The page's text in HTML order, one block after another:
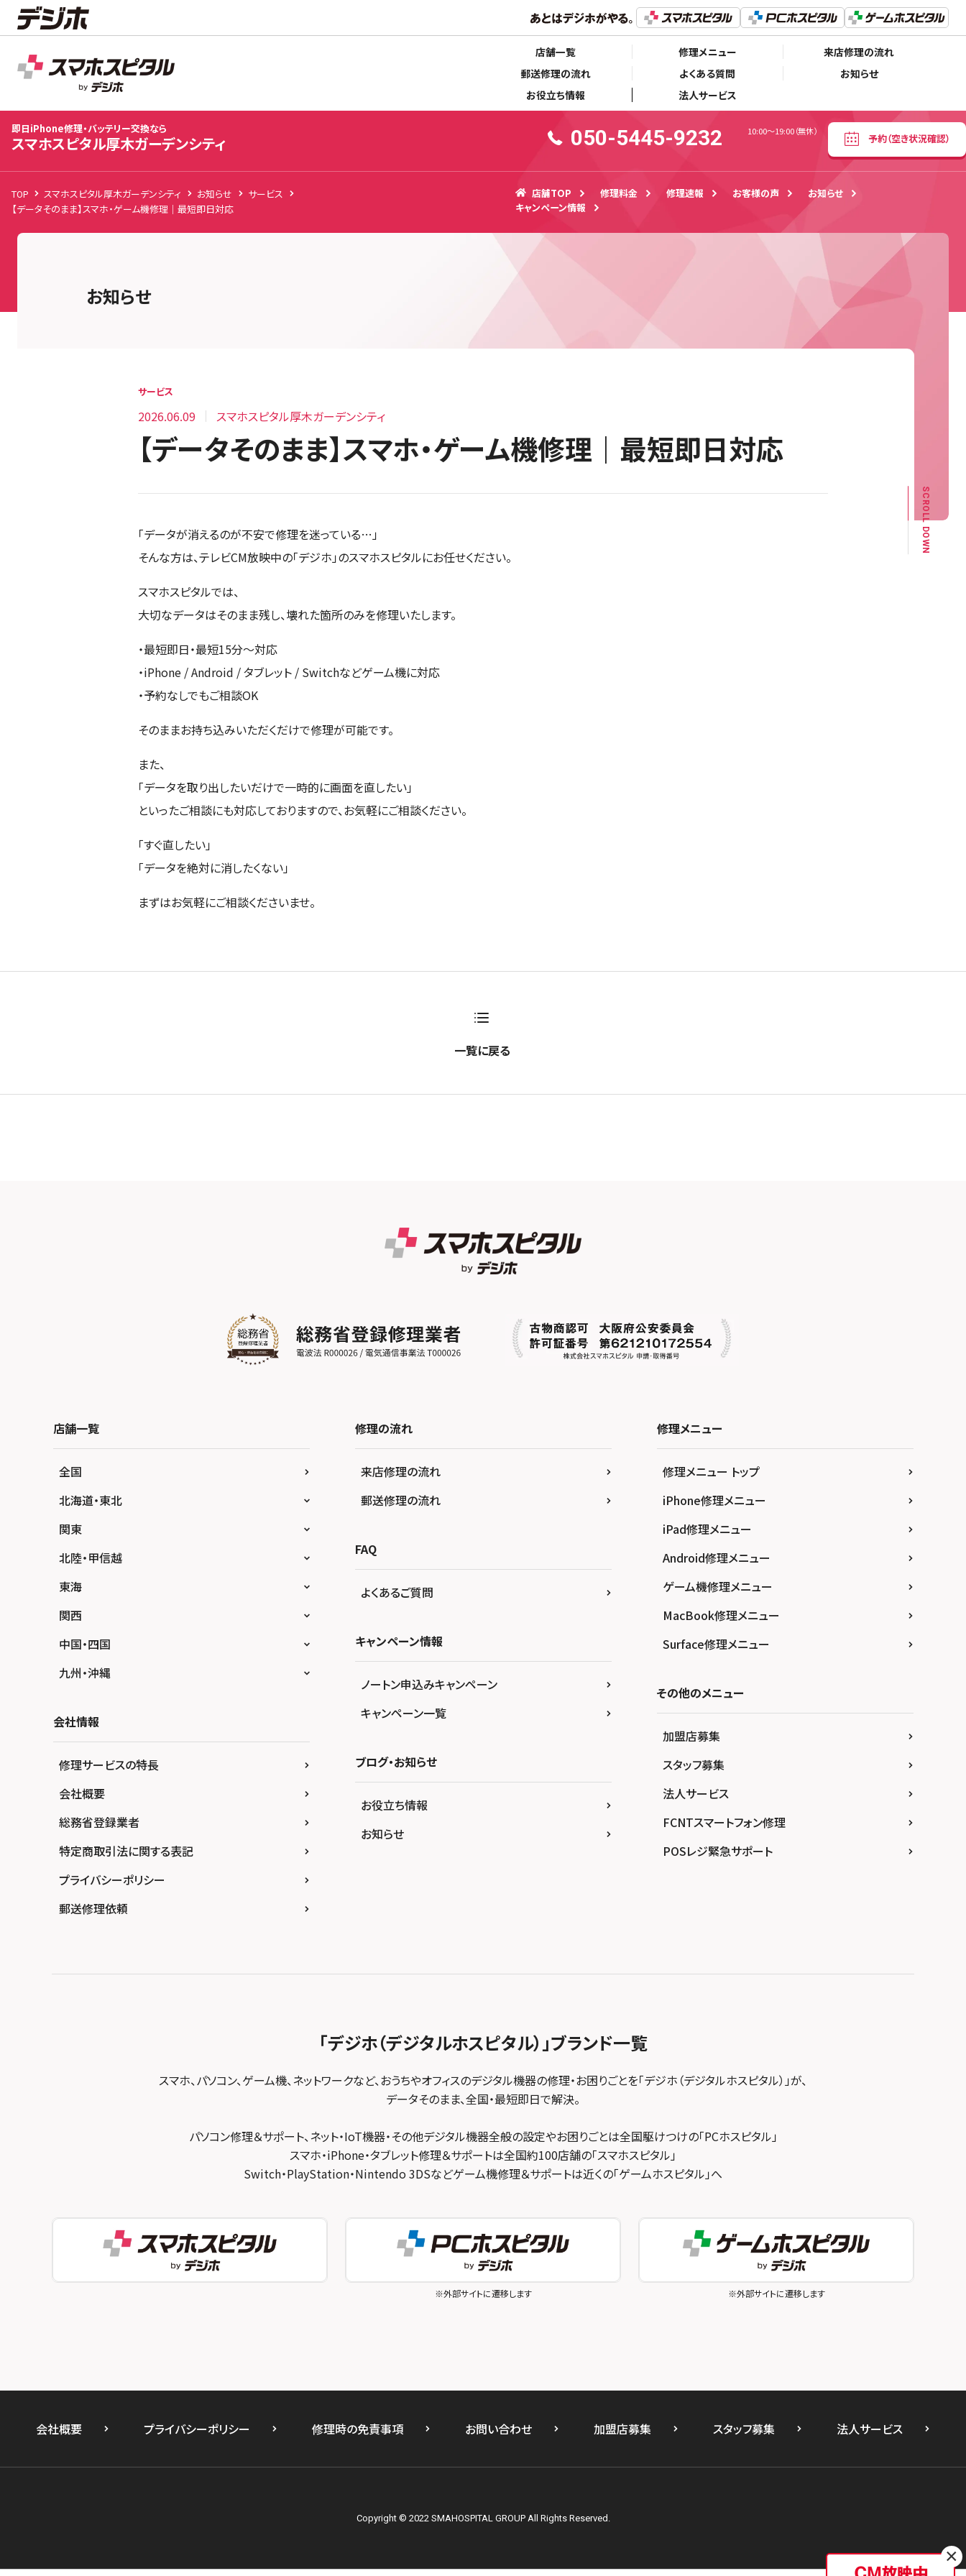
店舗一覧 修理メニュー
来店修理の流れ
郵送修理の流れ
よくある質問
お知らせ
お役立ち情報
法人サービス
スマホスピタル厚木ガーデンシティ
店舗TOP 修理料金 修理速報 お客様の声 お知らせ キャンペーン情報
050-5445-9232
10:00〜19:00（無休）
予約（空き状況確認）
即日iPhone修理・バッテリー交換なら
スマホスピタル厚木ガーデンシティ 050-5445-9232 10:00〜19:00（無休）
予約（空き状況確認）
TOP スマホスピタル厚木ガーデンシティ お知らせ
サービス
【データそのまま】スマホ・ゲーム機修理｜最短即日対応
店舗TOP 修理料金 修理速報 お客様の声
お知らせ
キャンペーン情報
お知らせ
SCROLL DOWN
サービス
2026.06.09 スマホスピタル厚木ガーデンシティ
【データそのまま】スマホ・ゲーム機修理｜最短即日対応
「データが消えるのが不安で修理を迷っている…」
そんな方は、テレビCM放映中の「デジホ」のスマホスピタルにお任せください。
スマホスピタルでは、
大切なデータはそのまま残し、壊れた箇所のみを修理いたします。
・最短即日・最短15分〜対応
・iPhone / Android / タブレット / Switchなどゲーム機に対応
・予約なしでもご相談OK
そのままお持ち込みいただくだけで修理が可能です。
また、
「データを取り出したいだけで一時的に画面を直したい」
といったご相談にも対応しておりますので、お気軽にご相談ください。
「すぐ直したい」
「データを絶対に消したくない」
まずはお気軽にご相談くださいませ。
一覧に戻る
店舗一覧
全国
北海道・東北
スマホスピタル大丸札幌
関東
スマホスピタル宇都宮
スマホスピタル 高崎
スマホスピタル鴻巣
スマホスピタル テルル三芳
スマホスピタル 熊谷
スマホスピタル埼玉大宮
スマホスピタル テルル蒲生
スマホスピタル テルル新越谷
スマホスピタル テルル草加花栗
スマホスピタル テルル東川口
スマホスピタル船橋FACE
スマホスピタル柏
スマホスピタル 佐倉
スマホスピタル 大森
スマホスピタル 自由が丘
スマホスピタルオリナス錦糸町
スマホスピタル立川
スマホスピタル たまプラーザ駅前
北陸・甲信越
スマホスピタルアル・プラザ小松
スマホスピタル 北陸総合修理センター
スマホスピタル 長野
東海
スマホスピタル岐阜
スマホスピタル 浜松
スマホスピタル静岡パルコ
スマホスピタル名古屋駅前
スマホスピタル 西枇杷島
スマホスピタル 尾張旭
スマホスピタル ゲオデジタルベース名古屋焼
山
スマホスピタル知多
関西
スマホスピタル 大阪梅田
スマホスピタル by デジホ 梅田地下（うめち
スマホスピタル京橋
スマホスピタル by デジホ天王寺ミオ
スマホスピタル難波
スマホスピタル高槻
スマホスピタルイオンタウン茨木太田
スマホスピタル江坂
スマホスピタルくずはモール
スマホスピタルビオルネ枚方
スマホスピタル西宮北口
スマホスピタル by デジホ 姫路キャスパ
スマホスピタル伊丹
中国・四国
スマホスピタル 松江
スマホスピタル高松
九州・沖縄
もち
スマホスピタル 香椎九産大前
スマホスピタル福岡天神
スマホスピタル熊本下通
スマホスピタル GODOモバイル大分府内町
スマホスピタル沖縄美里
会社情報
修理サービスの特長
会社概要
総務省登録業者
特定商取引法に関する表記
プライバシーポリシー
郵送修理依頼
修理の流れ
来店修理の流れ
郵送修理の流れ
FAQ
よくあるご質問
キャンペーン情報
ノートン申込みキャンペーン
キャンペーン一覧
ブログ・お知らせ
お役立ち情報
お知らせ
修理メニュー
修理メニュー トップ
iPhone修理メニュー
iPad修理メニュー
Android修理メニュー
ゲーム機修理メニュー
MacBook修理メニュー
Surface修理メニュー
その他のメニュー
加盟店募集
スタッフ募集
法人サービス
FCNTスマートフォン修理
POSレジ緊急サポート
「デジホ（デジタルホスピタル）」ブランド一覧
スマホ、パソコン、ゲーム機、ネットワークなど、おうちやオフィスのデジタル機器の修理・お困りごとを「デジホ（デジタルホスピタル）」が、
データそのまま、全国・最短即日で解決。
パソコン修理＆サポート、ネット・IoT機器・その他デジタル機器全般の設定やお困りごとは全国駆けつけの「PCホスピタル」
スマホ・iPhone・タブレット修理＆サポートは全国約100店舗の「スマホスピタル」
Switch・PlayStation・Nintendo 3DSなどゲーム機修理＆サポートは近くの「ゲームホスピタル」へ
※外部サイトに遷移します ※外部サイトに遷移します
会社概要 プライバシーポリシー 修理時の免責事項 お問い合わせ 加盟店募集 スタッフ募集 法人サービス
Copyright © 2022 SMAHOSPITAL GROUP All Rights Reserved.
×